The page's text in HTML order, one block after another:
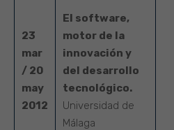
23
mar
/ 20
may
2012
El software,
motor de la
innovación y
del desarrollo
tecnológico.
Universidad de
Málaga